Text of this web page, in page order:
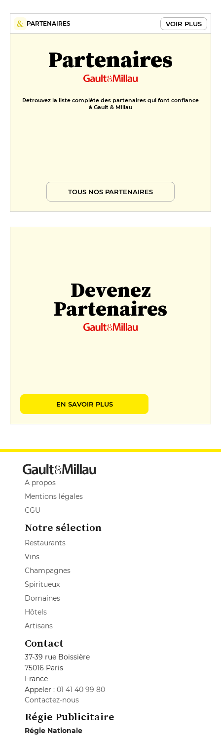
PARTENAIRES VOIR PLUS
Partenaires
Retrouvez la liste complète des partenaires qui font confiance
à Gault & Millau
TOUS NOS PARTENAIRES
Devenez
Partenaires
EN SAVOIR PLUS
A propos
Mentions légales
CGU
Notre sélection
Restaurants
Vins
Champagnes
Spiritueux
Domaines
Hôtels
Artisans
Contact
37-39 rue Boissière
75016 Paris
France
Appeler : 01 41 40 99 80
Contactez-nous
Régie Publicitaire
Régie Nationale